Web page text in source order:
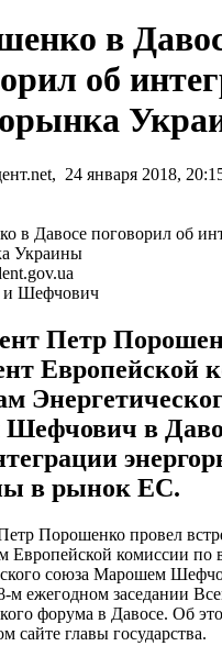
в
об
24 января 2018,
и Шефчович
Петр
Европейской
в
в рынок ЕС.
Порошенко провел
Европейской комиссии по
союза Марошем
м ежегодном заседании
форума в Давосе. Об
сайте главы государства.